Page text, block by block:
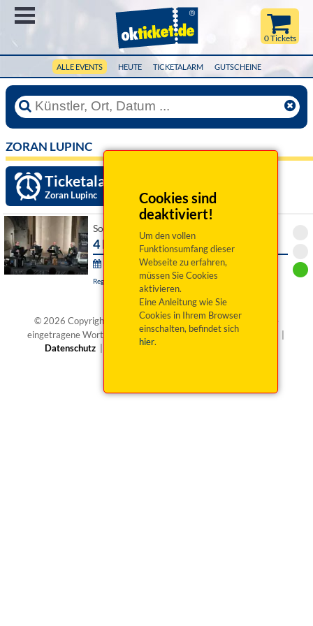
ALLE EVENTS HEUTE TICKETALARM GUTSCHEINE
0 Tickets
Cookies sind
deaktiviert!
Um den vollen
Funktionsumfang dieser
Webseite zu erfahren,
müssen Sie Cookies
aktivieren.
Eine Anleitung wie Sie
Cookies in Ihrem Browser
einschalten, befindet sich
hier.
ZORAN LUPINC
Ticketalarm einrichten »
Zoran Lupinc
So 25. Oktober 2026 15:00 Uhr
4 Bellows 4 Tales
Höflinger Schlosskonzerte:
Regensburg, Schloss Höfling
© 2026 Copyright okticket.de GmbH | okticket.de®
ist eine
eingetragene Wortmarke von okticket.de GmbH |Impressum
Datenschutz
Barrierefreiheit